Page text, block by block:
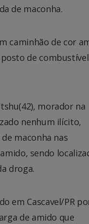
de maconha.
caminhão de cor
de
morador na
nenhum ilícito,
maconha nas
sendo
droga.
em Cascavel/PR
de amido que